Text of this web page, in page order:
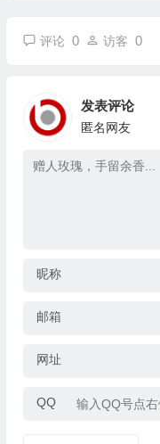
评论 0 访客 0
发表评论
匿名网友
昵称
邮箱
网址
QQ